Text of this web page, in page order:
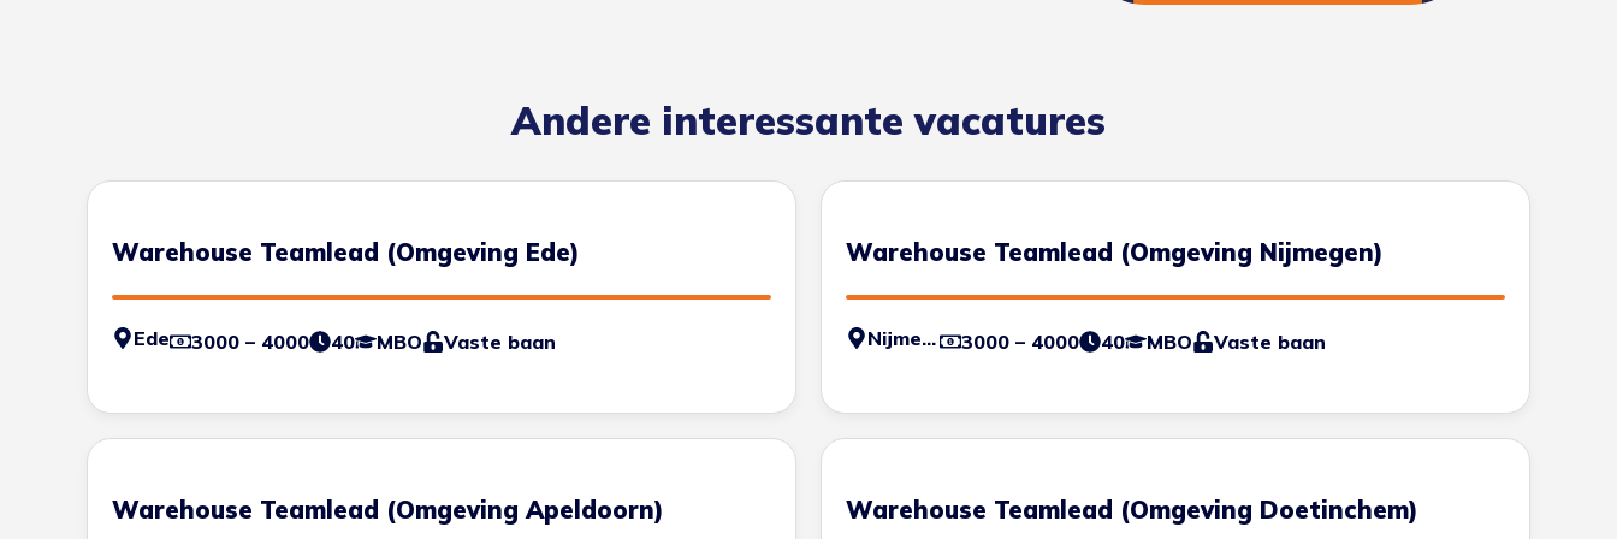
Andere interessante vacatures
Warehouse Teamlead (Omgeving Ede)
Ede 3000 – 4000 40 MBO Vaste baan
Warehouse Teamlead (Omgeving Nijmegen)
Nijmegen 3000 – 4000 40 MBO Vaste baan
Warehouse Teamlead (Omgeving Apeldoorn) Warehouse Teamlead (Omgeving Doetinchem)